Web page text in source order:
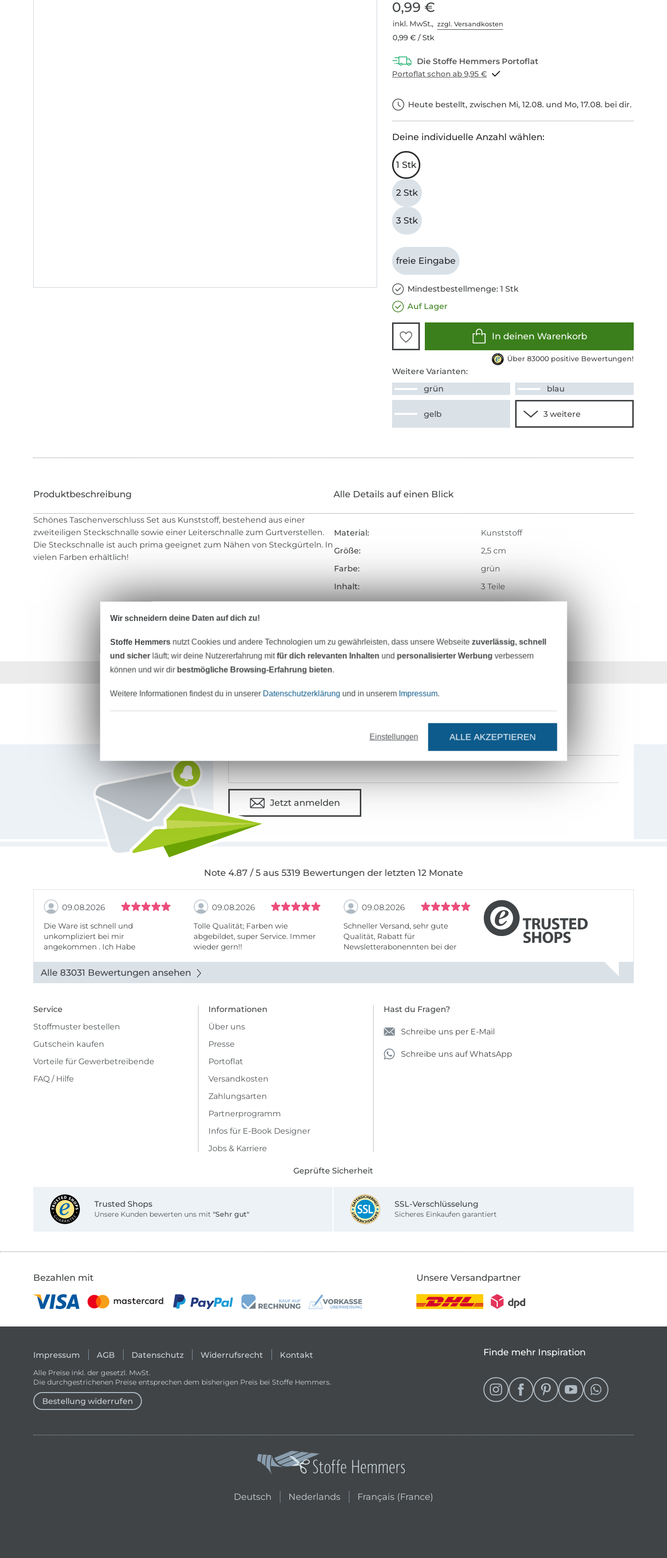
0,99 €
inkl. MwSt.,zzgl. Versandkosten
0,99 € / Stk
Portoflat schon ab 9,95 €
Heute bestellt, zwischen Mi, 12.08. und Mo, 17.08. bei dir.
Deine individuelle Anzahl wählen:
1 Stk
2 Stk
3 Stk
freie Eingabe
Mindestbestellmenge: 1 Stk
Auf Lager
In deinen Warenkorb
Über 83000 positive Bewertungen!
Weitere Varianten:
grün
blau
gelb
Schönes Taschenverschluss Set aus Kunststoff, bestehend aus einer
zweiteiligen Steckschnalle sowie einer Leiterschnalle zum Gurtverstellen.
Die Steckschnalle ist auch prima geeignet zum Nähen von Steckgürteln. In
vielen Farben erhältlich!
Alle Details auf einen Blick
Material:
Kunststoff
Größe:
2,5 cm
Farbe:
grün
Inhalt:
3 Teile
Art.Nr.:
32935
Über 1.8 Millionen Meter Stoff versandfertig Über 80000 zufriedene Kunden
MÖCHTEST DU IMMER AUF DEM NEUESTEN STAND SEIN?
Jetzt anmelden
Note 4.87 / 5 aus 5319 Bewertungen der letzten 12 Monate
09.08.2026
Die Ware ist schnell und
unkompliziert bei mir
angekommen . Ich Habe
die Qualität ist sehr gut. Ich
bestelle hier sehr gerne! Lg
09.08.2026
Tolle Qualität; Farben wie
abgebildet, super Service. Immer
wieder gern!!
09.08.2026
Schneller Versand, sehr gute
Qualität, Rabatt für
Newsletterabonennten bei der
Alle 83031 Bewertungen ansehen
Service
Stoffmuster bestellen
Gutschein kaufen
Vorteile für Gewerbetreibende
FAQ / Hilfe
Informationen
Über uns
Presse
Portoflat
Versandkosten
Zahlungsarten
Partnerprogramm
Infos für E-Book Designer
Jobs & Karriere
Hast du Fragen?
Schreibe uns per E-Mail
Schreibe uns auf WhatsApp
Geprüfte Sicherheit
Trusted Shops
Unsere Kunden bewerten uns mit "Sehr gut"
SSL-Verschlüsselung
Sicheres Einkaufen garantiert
Bezahlen mit Unsere Versandpartner
Impressum AGB Datenschutz Widerrufsrecht Kontakt
Alle Preise inkl. der gesetzl. MwSt.
Die durchgestrichenen Preise entsprechen dem bisherigen Preis bei Stoffe Hemmers.
Bestellung widerrufen
Finde mehr Inspiration
Deutsch Nederlands
In den niederländischen Shop wechseln
Français (France)
In den französischen Shop wechseln
Wir schneidern deine Daten auf dich zu!
Stoffe Hemmers nutzt Cookies und andere Technologien um zu gewährleisten, dass unsere Webseitezuverlässig, schnell
und sicherläuft; wir deine Nutzererfahrung mitfür dich relevanten Inhalten und personalisierter Werbung verbessern
können und wir dir bestmögliche Browsing-Erfahrung bieten.
Weitere Informationen findest du in unserer Datenschutzerklärung und in unserem Impressum.
Einstellungen ALLE AKZEPTIEREN